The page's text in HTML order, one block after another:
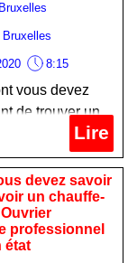
Bruxelles
8:15
vous devez
de trouver un
cher. Artisan
professionnel
Lire
devez savoir
un chauffe-
professionnel
état